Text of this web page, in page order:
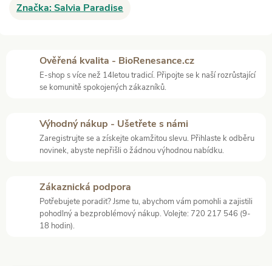
Značka:Salvia Paradise
Ověřená kvalita - BioRenesance.cz
E-shop s více než 14letou tradicí. Připojte se k naší rozrůstající
se komunitě spokojených zákazníků.
Výhodný nákup - Ušetřete s námi
Zaregistrujte se a získejte okamžitou slevu. Přihlaste k odběru
novinek, abyste nepřišli o žádnou výhodnou nabídku.
Zákaznická podpora
Potřebujete poradit? Jsme tu, abychom vám pomohli a zajistili
pohodlný a bezproblémový nákup. Volejte: 720 217 546 (9-
18 hodin).